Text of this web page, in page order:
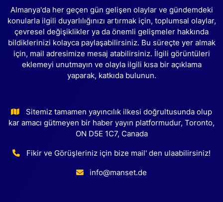
Almanya'da her geçen gün gelişen olaylar ve gündemdeki
konularla ilgili duyarlılığınızı artırmak için, toplumsal olaylar,
çevresel değişiklikler ya da önemli gelişmeler hakkında
bildiklerinizi kolayca paylaşabilirsiniz. Bu süreçte yer almak
için, mail adresimize mesaj atabilirsiniz. İlgili görüntüleri
eklemeyi unutmayın ve olayla ilgili kısa bir açıklama
yaparak, katkıda bulunun.
Sitemiz tamamen yayıncılık ilkesi doğrultusunda olup
kar amacı gütmeyen bir haber yayın platformudur, Toronto,
ON D5E 1C7, Canada
Fikir ve Görüşleriniz için bize mail' den ulaabilirsiniz!
info@manset.de